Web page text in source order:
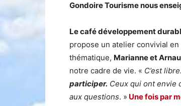
Gondoire Tourisme nous
Le café développement
propose un atelier convivial
thématique, Marianne et
notre cadre de vie. « C’est libre.
participer. Ceux qui ont envie
aux questions. » Une fois par